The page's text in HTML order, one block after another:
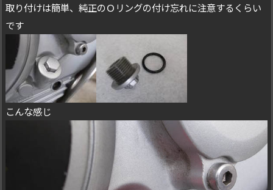
取り付けは簡単、純正のＯリングの付け忘れに注意するくらい
です
こんな感じ